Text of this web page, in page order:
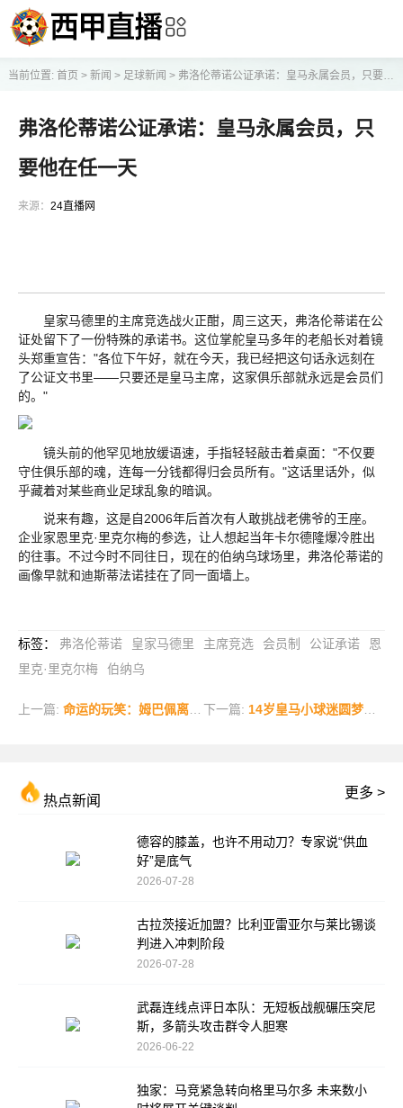
当前位置: 首页 > 新闻 > 足球新闻 > 弗洛伦蒂诺公证承诺：皇马永属会员，只要他在任一天
弗洛伦蒂诺公证承诺：皇马永属会员，只
要他在任一天
来源： 24直播网
皇家马德里的主席竞选战火正酣，周三这天，弗洛伦蒂诺在公
证处留下了一份特殊的承诺书。这位掌舵皇马多年的老船长对着镜
头郑重宣告："各位下午好，就在今天，我已经把这句话永远刻在
了公证文书里——只要还是皇马主席，这家俱乐部就永远是会员们
的。"
镜头前的他罕见地放缓语速，手指轻轻敲击着桌面："不仅要
守住俱乐部的魂，连每一分钱都得归会员所有。"这话里话外，似
乎藏着对某些商业足球乱象的暗讽。
说来有趣，这是自2006年后首次有人敢挑战老佛爷的王座。
企业家恩里克·里克尔梅的参选，让人想起当年卡尔德隆爆冷胜出
的往事。不过今时不同往日，现在的伯纳乌球场里，弗洛伦蒂诺的
画像早就和迪斯蒂法诺挂在了同一面墙上。
标签： 弗洛伦蒂诺 皇家马德里 主席竞选 会员制 公证承诺
恩
里克·里克尔梅
伯纳乌
上一篇: 命运的玩笑：姆巴佩离队后巴黎欧冠两连冠，皇马巨星陷冠军荒 下一篇: 14岁皇马小球迷圆梦拉玛西亚 李昊炎签约巴萨背后的足球故事
热点新闻
更多 >
德容的膝盖，也许不用动刀？专家说“供血
好”是底气
2026-07-28
古拉茨接近加盟？比利亚雷亚尔与莱比锡谈
判进入冲刺阶段
2026-07-28
武磊连线点评日本队：无短板战舰碾压突尼
斯，多箭头攻击群令人胆寒
2026-06-22
独家：马竞紧急转向格里马尔多 未来数小